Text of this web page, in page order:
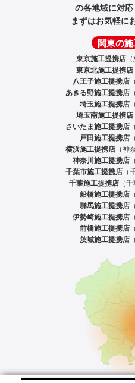
の各地域に対応
まずはお気軽に
関東の
東京施工提携店
東京北施工提携店
八王子施工提携店
あきる野施工提携店
埼玉施工提携店
埼玉南施工提携店
さいたま施工提携店
戸田施工提携店
横浜施工提携店 （神
神奈川施工提携店
千葉市施工提携店 （
千葉施工提携店 （
船橋施工提携店
群馬施工提携店
伊勢崎施工提携店
前橋施工提携店
茨城施工提携店